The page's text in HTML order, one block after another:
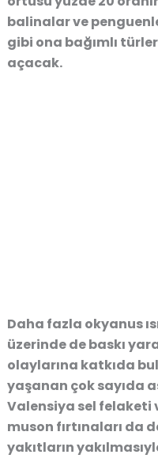
balinalar ve
gibi ona bağımlı
açacak.
Daha fazla okyanus
üzerinde de baskı
olaylarına katkıda
yaşanan çok sayıda
Valensiya sel felaketi
muson fırtınaları da
yakıtların